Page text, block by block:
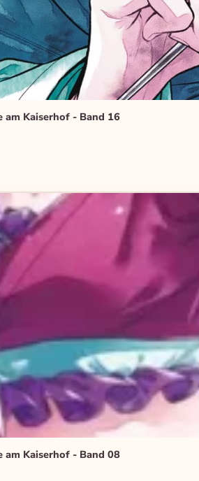
am Kaiserhof - Band 16
am Kaiserhof - Band 08